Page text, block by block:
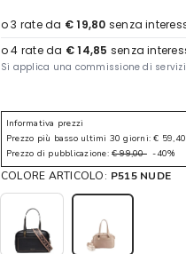
Informativa prezzi
Prezzo più basso ultimi 30 giorni: € 59,40
Prezzo di pubblicazione: € 99,00-40%
COLORE ARTICOLO: P515 NUDE